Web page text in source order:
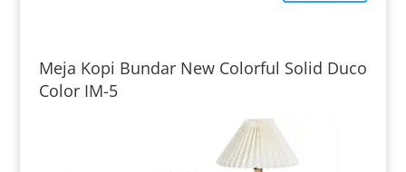
Meja Kopi Bundar New Colorful Solid Duco
Color IM-5